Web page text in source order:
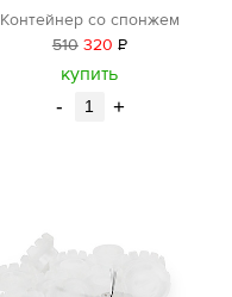
Контейнер со спонжем
510 320 Р
купить
- +